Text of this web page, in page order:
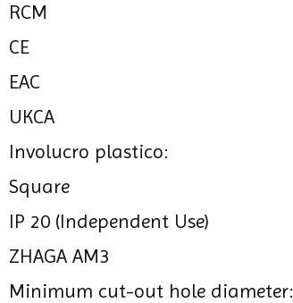
RCM
CE
EAC
UKCA
Involucro plastico:
Square
IP 20 (Independent Use)
ZHAGA AM3
Minimum cut-out hole diameter: